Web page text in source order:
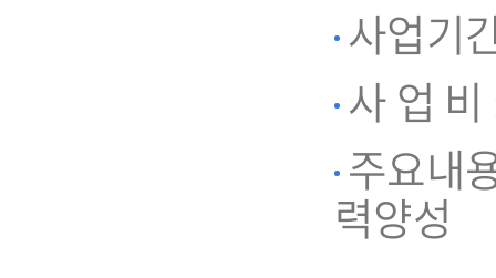
사업기
사 업
주요내
력양성